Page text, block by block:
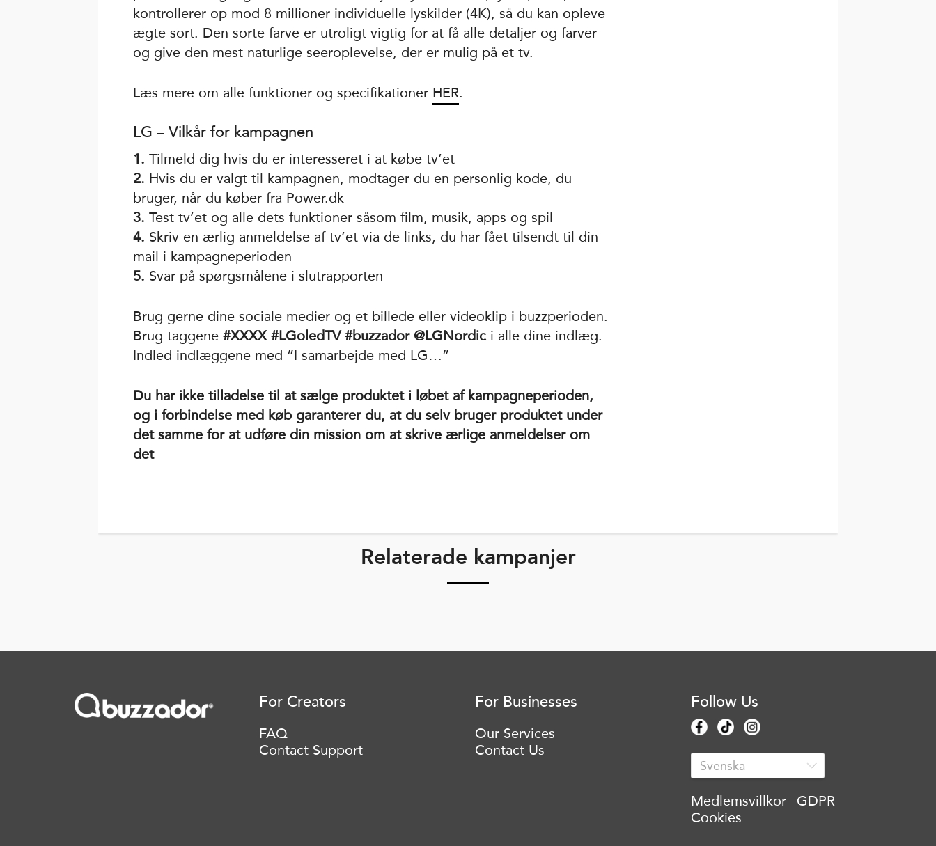
kontrollerer op mod 8 millioner individuelle lyskilder (4K), så du kan opleve
ægte sort. Den sorte farve er utroligt vigtig for at få alle detaljer og farver
og give den mest naturlige seeroplevelse, der er mulig på et tv.
Læs mere om alle funktioner og specifikationer HER.
LG – Vilkår for kampagnen
1. Tilmeld dig hvis du er interesseret i at købe tv’et
2. Hvis du er valgt til kampagnen, modtager du en personlig kode, du
bruger, når du køber fra Power.dk
3. Test tv’et og alle dets funktioner såsom film, musik, apps og spil
4. Skriv en ærlig anmeldelse af tv’et via de links, du har fået tilsendt til din
mail i kampagneperioden
5. Svar på spørgsmålene i slutrapporten
Brug gerne dine sociale medier og et billede eller videoklip i buzzperioden.
Brug taggene#XXXX #LGoledTV #buzzador @LGNordici alle dine indlæg.
Indled indlæggene med ”I samarbejde med LG…”
Du har ikke tilladelse til at sælge produktet i løbet af kampagneperioden,
og i forbindelse med køb garanterer du, at du selv bruger produktet under
det samme for at udføre din mission om at skrive ærlige anmeldelser om
det
Relaterade kampanjer
For Creators
FAQ
Contact Support
For Businesses
Our Services
Contact Us
Follow Us
Medlemsvillkor
GDPR
Cookies